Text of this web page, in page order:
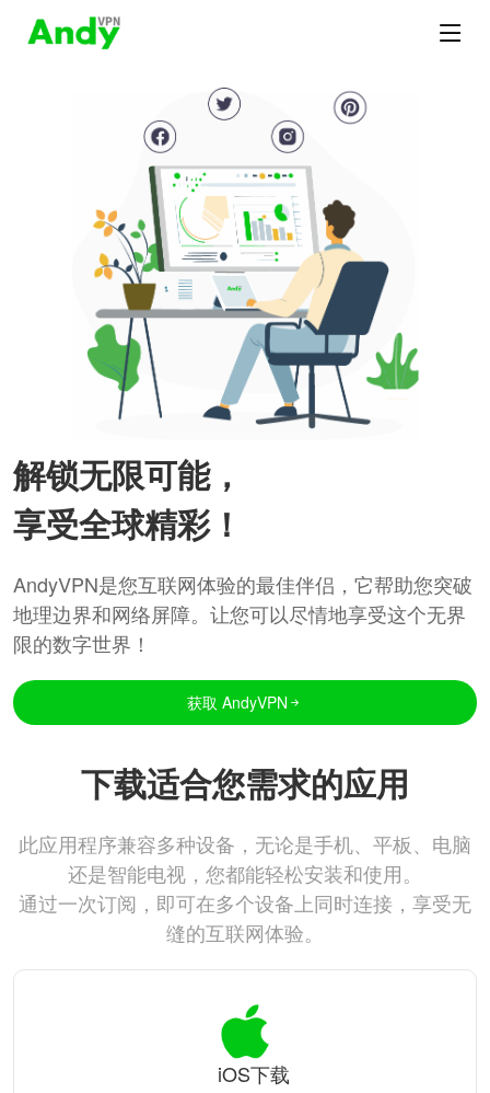
解锁无限可能，
享受全球精彩！
AndyVPN是您互联网体验的最佳伴侣，它帮助您突破
地理边界和网络屏障。让您可以尽情地享受这个无界
限的数字世界！
获取 AndyVPN
下载适合您需求的应用
此应用程序兼容多种设备，无论是手机、平板、电脑
还是智能电视，您都能轻松安装和使用。
通过一次订阅，即可在多个设备上同时连接，享受无
缝的互联网体验。
iOS下载